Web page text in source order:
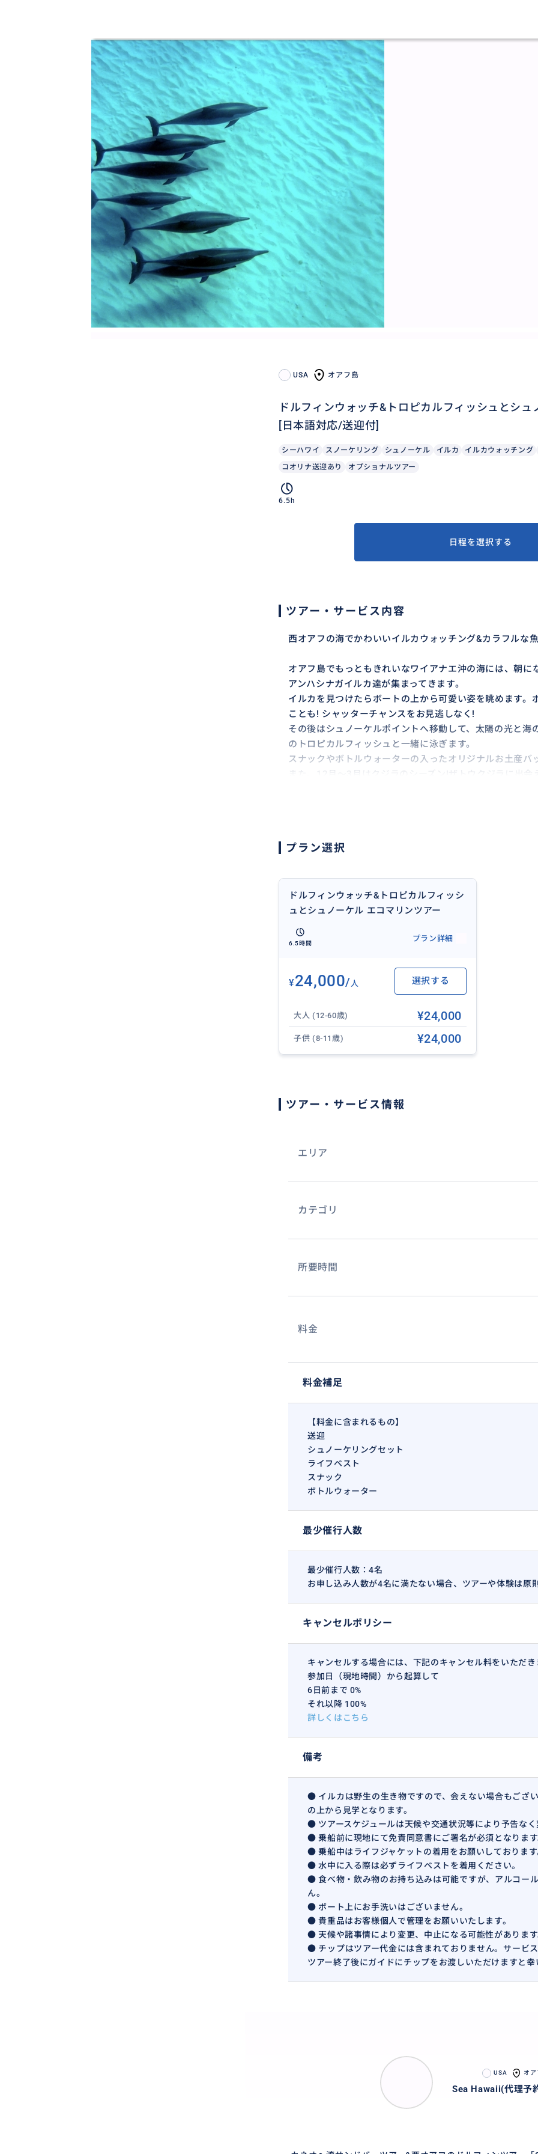
USA オアフ島
ドルフィンウォッチ&トロピカルフィッシュとシュ
[日本語対応/送迎付]
シーハワイ スノーケリング シュノーケル イルカ イルカウォッチング
コオリナ送迎あり
オプショナルツアー
6.5h
日程を選択する
ツアー・サービス内容
西オアフの海でかわいいイルカウォッチング&カラフルな
オアフ島でもっともきれいなワイアナエ沖の海には、朝に
アンハシナガイルカ達が集まってきます。
イルカを見つけたらボートの上から可愛い姿を眺めます。
ことも! シャッターチャンスをお見逃しなく!
その後はシュノーケルポイントへ移動して、太陽の光と海
のトロピカルフィッシュと一緒に泳ぎます。
スナックやボトルウォーターの入ったオリジナルお土産バ
12/25)はツアーの催行がございません。
6:20〜7:30 ホテルお迎え
6:20 クイーンカピオラニ
6:25 ワイキキビーチマリオット
6:35 アロヒラニリゾート
6:45 シェラトンワイキキ
6:50 シーサイドアベニュー沿い Ross Dress前
7:10 アラモアナホテル
ワイアナエ港を出発し、野生のイルカ&ウミガメ探しへ
(約2.5時間)
13:00頃 ワイキキ内の指定ホテルにお送り
あり
日本語
【必要な持ち物】
●ビーチタオル
●水着 (ツアーご参加前に着用してご集合ください)
●日焼け止め
●日よけ帽子やサングラス
●羽織るもの (海上では肌寒くなることがあるため)
【参加制限】
●7歳以下のお子様はご参加いただけません。
●61歳以上の方はご参加いただけません。
プラン選択
ドルフィンウォッチ&トロピカルフィッシ
ュとシュノーケル エコマリンツアー
6.5時間
プラン詳細
¥24,000/人 選択する
大人 (12-60歳) ¥24,000
子供 (8-11歳) ¥24,000
ツアー・サービス情報
エリア
カテゴリ
所要時間
料金
料金補足
【料金に含まれるもの】
送迎
シュノーケリングセット
ライフベスト
スナック
ボトルウォーター
最少催行人数
最少催行人数：4名
お申し込み人数が4名に満たない場合、ツアーや体験は原
キャンセルポリシー
キャンセルする場合には、下記のキャンセル料をいただき
参加日（現地時間）から起算して
6日前まで 0%
それ以降 100%
詳しくはこちら
備考
● イルカは野生の生き物ですので、会えない場合もござ
の上から見学となります。
● ツアースケジュールは天候や交通状況等により予告なく
● 乗船前に現地にて免責同意書にご署名が必須となります
● 乗船中はライフジャケットの着用をお願いしております
● 水中に入る際は必ずライフベストを着用ください。
● 食べ物・飲み物のお持ち込みは可能ですが、アルコー
ん。
● ボート上にお手洗いはございません。
● 貴重品はお客様個人で管理をお願いいたします。
● 天候や諸事情により変更、中止になる可能性があります
● チップはツアー代金には含まれておりません。サービ
ツアー終了後にガイドにチップをお渡しいただけますと幸
USA オア
Sea Hawaii(代理予